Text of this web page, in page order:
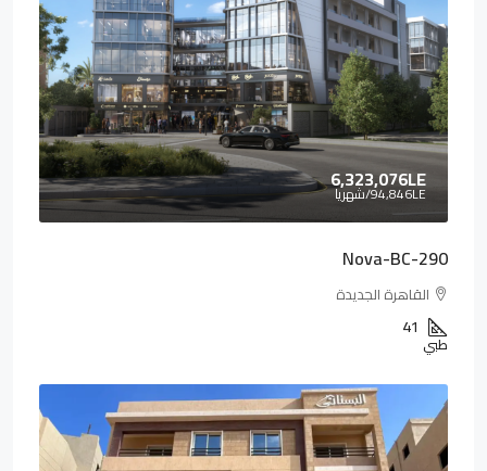
6,323,076LE
94,846LE/شهريا
Nova-BC-290
القاهرة الجديدة
41
طبي